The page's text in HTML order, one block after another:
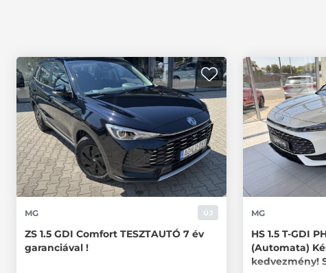
ÚJ
MG
ZS 1.5 GDI Comfort TESZTAUTÓ 7 év
garanciával !
MG
HS 1.5 T-GDI
(Automata)
kedvezmény!